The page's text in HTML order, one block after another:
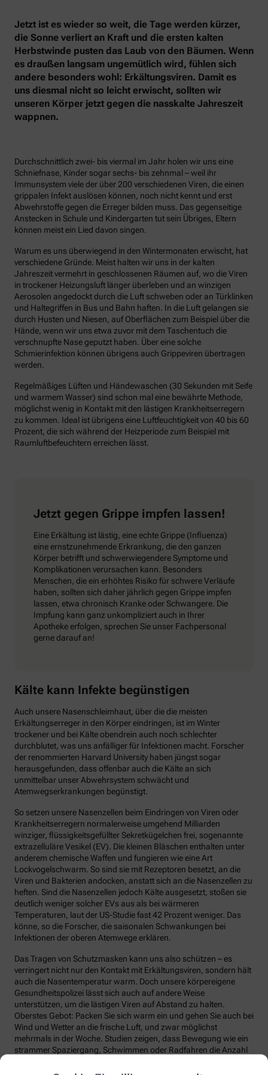
Jetzt ist es wieder so weit, die Tage werden kürzer,
die Sonne verliert an Kraft und die ersten kalten
Herbstwinde pusten das Laub von den Bäumen. Wenn
es draußen langsam ungemütlich wird, fühlen sich
andere besonders wohl: Erkältungsviren. Damit es
uns diesmal nicht so leicht erwischt, sollten wir
unseren Körper jetzt gegen die nasskalte Jahreszeit
wappnen.
Durchschnittlich zwei- bis viermal im Jahr holen wir uns eine
Schniefnase, Kinder sogar sechs- bis zehnmal – weil ihr
Immunsystem viele der über 200 verschiedenen Viren, die einen
grippalen Infekt auslösen können, noch nicht kennt und erst
Abwehrstoffe gegen die Erreger bilden muss. Das gegenseitige
Anstecken in Schule und Kindergarten tut sein Übriges, Eltern
können meist ein Lied davon singen.
Warum es uns überwiegend in den Wintermonaten erwischt, hat
verschiedene Gründe. Meist halten wir uns in der kalten
Jahreszeit vermehrt in geschlossenen Räumen auf, wo die Viren
in trockener Heizungsluft länger überleben und an winzigen
Aerosolen angedockt durch die Luft schweben oder an Türklinken
und Haltegriffen in Bus und Bahn haften. In die Luft gelangen sie
durch Husten und Niesen, auf Oberflächen zum Beispiel über die
Hände, wenn wir uns etwa zuvor mit dem Taschentuch die
verschnupfte Nase geputzt haben. Über eine solche
Schmierinfektion können übrigens auch Grippeviren übertragen
werden.
Regelmäßiges Lüften und Händewaschen (30 Sekunden mit Seife
und warmem Wasser) sind schon mal eine bewährte Methode,
möglichst wenig in Kontakt mit den lästigen Krankheitserregern
zu kommen. Ideal ist übrigens eine Luftfeuchtigkeit von 40 bis 60
Prozent, die sich während der Heizperiode zum Beispiel mit
Raumluftbefeuchtern erreichen lässt.
Jetzt gegen Grippe impfen lassen!
Eine Erkältung ist lästig, eine echte Grippe (Influenza)
eine ernstzunehmende Erkrankung, die den ganzen
Körper betrifft und schwerwiegendere Symptome und
Komplikationen verursachen kann. Besonders
Menschen, die ein erhöhtes Risiko für schwere Verläufe
haben, sollten sich daher jährlich gegen Grippe impfen
lassen, etwa chronisch Kranke oder Schwangere. Die
Impfung kann ganz unkompliziert auch in Ihrer
Apotheke erfolgen, sprechen Sie unser Fachpersonal
gerne darauf an!
Kälte kann Infekte begünstigen
Auch unsere Nasenschleimhaut, über die die meisten
Erkältungserreger in den Körper eindringen, ist im Winter
trockener und bei Kälte obendrein auch noch schlechter
durchblutet, was uns anfälliger für Infektionen macht. Forscher
der renommierten Harvard University haben jüngst sogar
herausgefunden, dass offenbar auch die Kälte an sich
unmittelbar unser Abwehrsystem schwächt und
Atemwegserkrankungen begünstigt.
So setzen unsere Nasenzellen beim Eindringen von Viren oder
Krankheitserregern normalerweise umgehend Milliarden
winziger, flüssigkeitsgefüllter Sekretkügelchen frei, sogenannte
extrazelluläre Vesikel (EV). Die kleinen Bläschen enthalten unter
anderem chemische Waffen und fungieren wie eine Art
Lockvogelschwarm. So sind sie mit Rezeptoren besetzt, an die
Viren und Bakterien andocken, anstatt sich an die Nasenzellen zu
heften. Sind die Nasenzellen jedoch Kälte ausgesetzt, stoßen sie
deutlich weniger solcher EVs aus als bei wärmeren
Temperaturen, laut der US-Studie fast 42 Prozent weniger. Das
könne, so die Forscher, die saisonalen Schwankungen bei
Infektionen der oberen Atemwege erklären.
Das Tragen von Schutzmasken kann uns also schützen – es
verringert nicht nur den Kontakt mit Erkältungsviren, sondern hält
auch die Nasentemperatur warm. Doch unsere körpereigene
Gesundheitspolizei lässt sich auch auf andere Weise
unterstützen, um die lästigen Viren auf Abstand zu halten.
Oberstes Gebot: Packen Sie sich warm ein und gehen Sie auch bei
Wind und Wetter an die frische Luft, und zwar möglichst
mehrmals in der Woche. Studien zeigen, dass Bewegung wie ein
strammer Spaziergang, Schwimmen oder Radfahren die Anzahl
Regelmäßige Bewegung sorgt auch dafür, dass Fremdstoffe über